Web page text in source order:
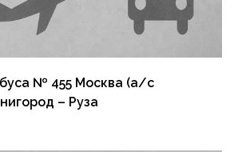
№ 455 Москва (а/с
– Руза